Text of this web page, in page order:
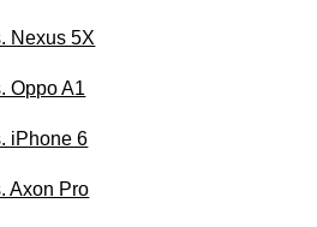
Nexus 5X
Oppo A1
iPhone 6
Axon Pro